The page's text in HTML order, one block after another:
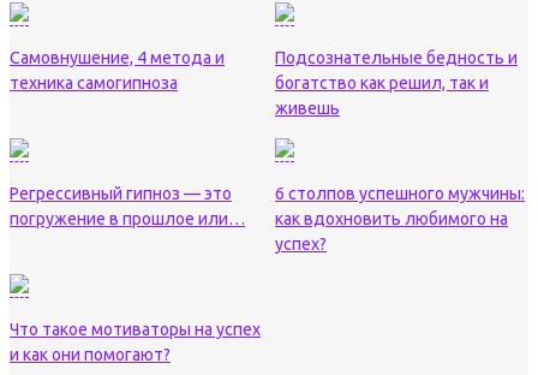
Самовнушение, 4 метода и
техника самогипноза
Подсознательные бедность и
богатство как решил, так и
живешь
Регрессивный гипноз — это
погружение в прошлое или…
6 столпов успешного мужчины:
как вдохновить любимого на
успех?
Что такое мотиваторы на успех
и как они помогают?